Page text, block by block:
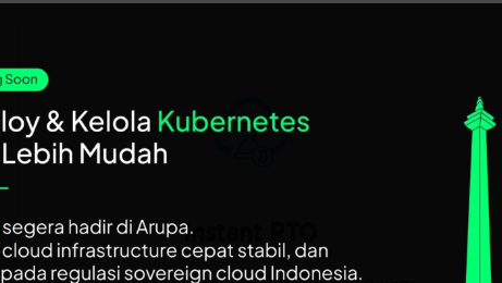
Instant RTO